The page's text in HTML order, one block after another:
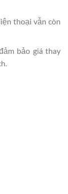
thoại vẫn còn
bảo giá thay